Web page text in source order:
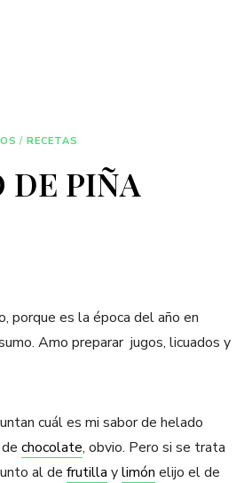
/ RECETAS
DE PIÑA
porque es la época del año en
Amo preparar jugos, licuados y
cuál es mi sabor de helado
chocolate, obvio. Pero si se trata
al de frutilla ylimón elijo el de